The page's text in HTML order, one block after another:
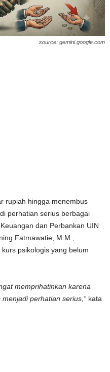
source: gemini.google.com
rupiah hingga menembus
perhatian serius berbagai
dan Perbankan UIN
Fatmawatie, M.M.,
psikologis yang belum
memprihatinkan karena
perhatian serius,” kata